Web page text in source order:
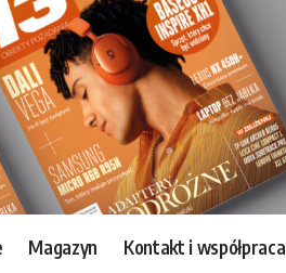
Magazyn Kontakt i współpraca